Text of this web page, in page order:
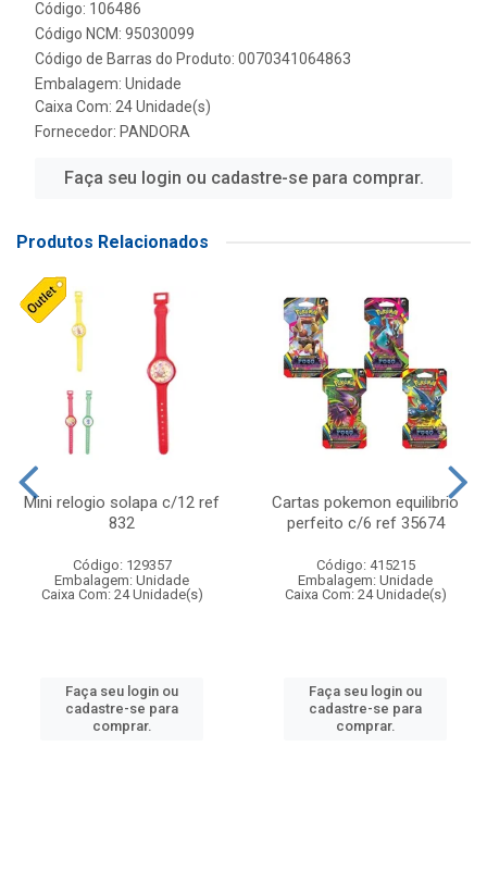
Código: 106486
Código NCM: 95030099
Código de Barras do Produto: 0070341064863
Embalagem: Unidade
Caixa Com: 24 Unidade(s)
Fornecedor: PANDORA
Faça seu login ou cadastre-se para comprar.
Produtos Relacionados
Mini relogio solapa c/12 ref
832
Código: 129357
Embalagem: Unidade
Caixa Com: 24 Unidade(s)
Faça seu login ou
cadastre-se para
comprar.
Cartas pokemon equilibrio
perfeito c/6 ref 35674
Código: 415215
Embalagem: Unidade
Caixa Com: 24 Unidade(s)
Faça seu login ou
cadastre-se para
comprar.